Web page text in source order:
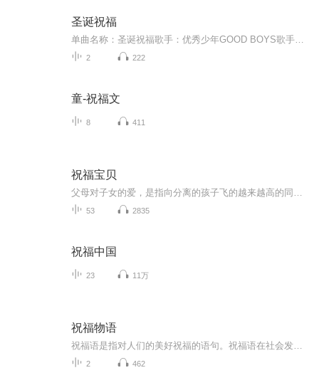
圣诞祝福
2 222
童-祝福文
8 411
祝福宝贝
53 2835
祝福中国
23 11万
祝福物语
2 462